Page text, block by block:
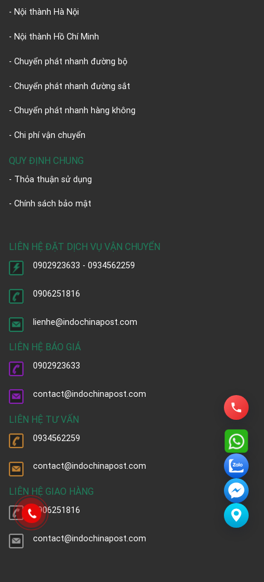
- Nội thành Hà Nội
- Nội thành Hồ Chí Minh
- Chuyển phát nhanh đường bộ
- Chuyển phát nhanh đường sắt
- Chuyển phát nhanh hàng không
- Chi phí vận chuyển
QUY ĐỊNH CHUNG
- Thỏa thuận sử dụng
- Chính sách bảo mật
LIÊN HỆ ĐẶT DỊCH VỤ VẬN CHUYỂN
0902923633 - 0934562259
0906251816
lienhe@indochinapost.com
LIÊN HỆ BÁO GIÁ
0902923633
contact@indochinapost.com
LIÊN HỆ TƯ VẤN
0934562259
contact@indochinapost.com
LIÊN HỆ GIAO HÀNG
0906251816
contact@indochinapost.com